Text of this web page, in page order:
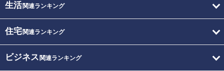
生活関連ランキング
住宅関連ランキング
ビジネス 関連ランキング